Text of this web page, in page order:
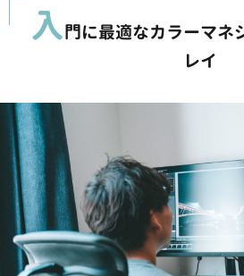
入門に最適なカラーマネ
レイ